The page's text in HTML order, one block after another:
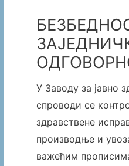
У Заводу за јавно
спроводи се
здравствене
производње и
важећим